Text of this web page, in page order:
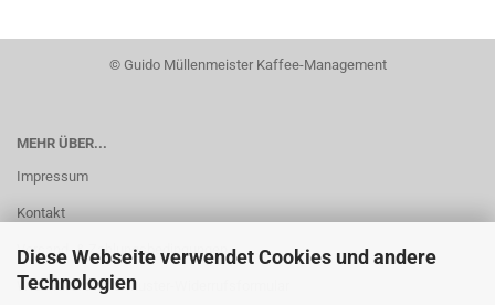
Diese Webseite verwendet Cookies und andere
Technologien
© Guido Müllenmeister Kaffee-Management
MEHR ÜBER...
Impressum
Kontakt
Versand- & Zahlungsbedingungen
Widerrufsrecht & Muster-Widerrufsformular